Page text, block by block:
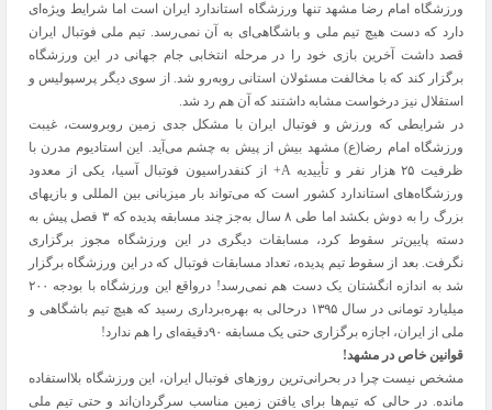
ورزشگاه امام رضا مشهد تنها ورزشگاه استاندارد ایران است اما شرایط ویژه‌ای
دارد که دست هیچ تیم ملی و باشگاهی‌ای به آن نمی‌رسد. تیم ملی فوتبال ایران
قصد داشت آخرین بازی خود را در مرحله انتخابی جام جهانی در این ورزشگاه
برگزار کند که با مخالفت مسئولان استانی روبه‌رو شد. از سوی دیگر پرسپولیس و
استقلال نیز درخواست مشابه داشتند که آن هم رد شد.
در شرایطی که ورزش و فوتبال ایران با مشکل جدی زمین روبروست، غیبت
ورزشگاه امام رضا(ع) مشهد بیش از پیش به چشم می‌آید. این استادیوم مدرن با
ظرفیت ۲۵ هزار نفر و تأییدیه A+ از کنفدراسیون فوتبال آسیا، یکی از معدود
ورزشگاه‌های استاندارد کشور است که می‌تواند بار میزبانی بین المللی و بازیهای
بزرگ را به دوش بکشد اما طی ۸ سال به‌جز چند مسابقه پدیده که ۳ فصل پیش به
دسته پایین‌تر سقوط کرد، مسابقات دیگری در این ورزشگاه مجوز برگزاری
نگرفت. بعد از سقوط تیم پدیده، تعداد مسابقات فوتبال که در این ورزشگاه برگزار
شد به اندازه انگشتان یک دست هم نمی‌رسد! درواقع این ورزشگاه با بودجه ۲۰۰
میلیارد تومانی در سال ۱۳۹۵ درحالی به بهره‌برداری رسید که هیچ تیم باشگاهی و
ملی از ایران، اجازه برگزاری حتی یک مسابقه ۹۰دقیقه‌ای را هم ندارد!
قوانین خاص در مشهد!
مشخص نیست چرا در بحرانی‌ترین روزهای فوتبال ایران، این ورزشگاه بلااستفاده
مانده. در حالی که تیم‌ها برای یافتن زمین مناسب سرگردان‌اند و حتی تیم ملی